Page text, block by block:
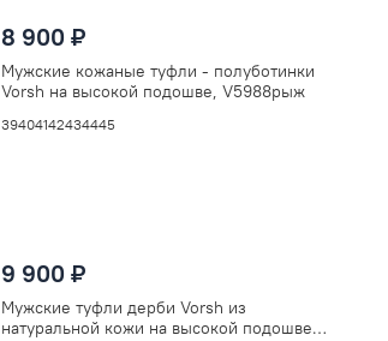
8 900 ₽
Мужские кожаные туфли - полуботинки
Vorsh на высокой подошве, V5988рыж
39404142434445
9 900 ₽
Мужские туфли дерби Vorsh из
натуральной кожи на высокой подошве,